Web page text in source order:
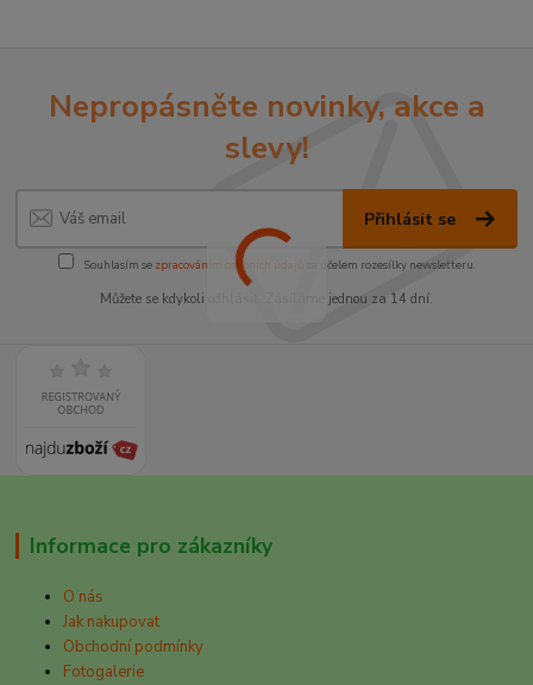
Nepropásněte novinky, akce a
slevy!
Přihlásit se
Souhlasím se zpracováním osobních údajů za účelem rozesílky newsletteru.
Můžete se kdykoli odhlásit. Zasíláme jednou za 14 dní.
Informace pro zákazníky
O nás
Jak nakupovat
Obchodní podmínky
Fotogalerie